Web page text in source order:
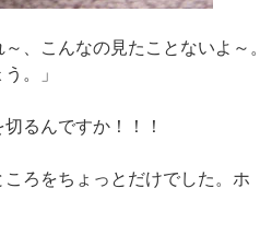
、こんなの見たことないよ～。
。」
るんですか！！！
ろをちょっとだけでした。ホ